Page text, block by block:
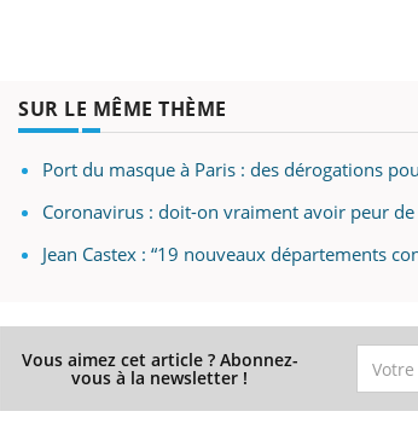
SUR LE MÊME THÈME
Port du masque à Paris : des dérogations
Coronavirus : doit-on vraiment avoir peur de
Jean Castex : “19 nouveaux départements
Vous aimez cet article ? Abonnez-
vous à la newsletter !